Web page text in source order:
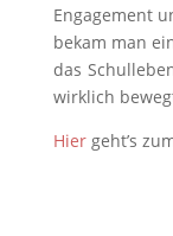
Engagement
bekam man
das
wirklich
Hier geht’s